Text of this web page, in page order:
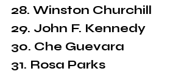
28. Winston Churchill
29. John F. Kennedy
30. Che Guevara
31. Rosa Parks